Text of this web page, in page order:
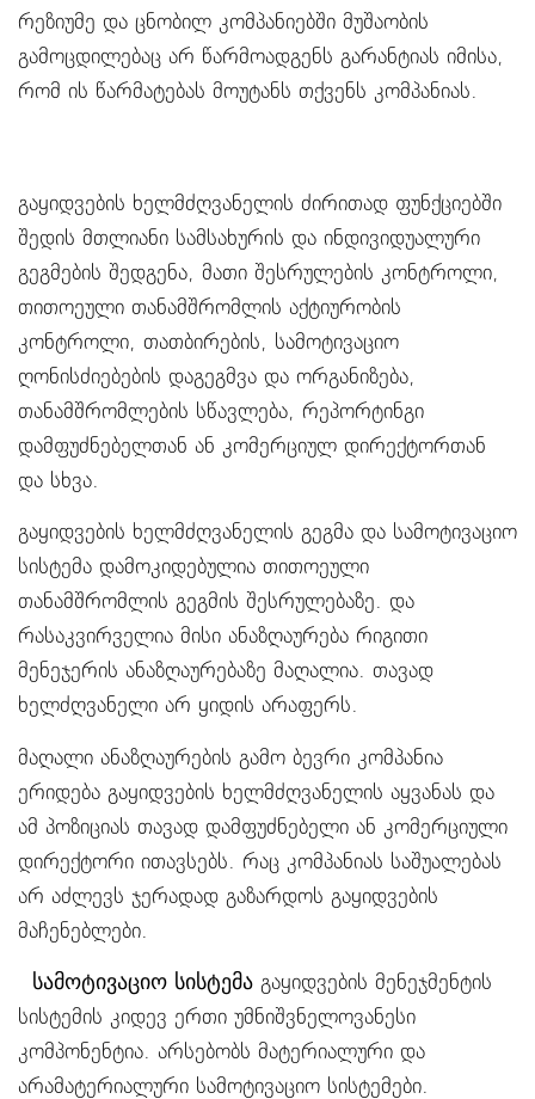
რეზიუმე და ცნობილ კომპანიებში მუშაობის
გამოცდილებაც არ წარმოადგენს გარანტიას იმისა,
რომ ის წარმატებას მოუტანს თქვენს კომპანიას.
გაყიდვების ხელმძღვანელის ძირითად ფუნქციებში
შედის მთლიანი სამსახურის და ინდივიდუალური
გეგმების შედგენა, მათი შესრულების კონტროლი,
თითოეული თანამშრომლის აქტიურობის
კონტროლი, თათბირების, სამოტივაციო
ღონისძიებების დაგეგმვა და ორგანიზება,
თანამშრომლების სწავლება, რეპორტინგი
დამფუძნებელთან ან კომერციულ დირექტორთან
და სხვა.
გაყიდვების ხელმძღვანელის გეგმა და სამოტივაციო
სისტემა დამოკიდებულია თითოეული
თანამშრომლის გეგმის შესრულებაზე. და
რასაკვირველია მისი ანაზღაურება რიგითი
მენეჯერის ანაზღაურებაზე მაღალია. თავად
ხელძღვანელი არ ყიდის არაფერს.
მაღალი ანაზღაურების გამო ბევრი კომპანია
ერიდება გაყიდვების ხელმძღვანელის აყვანას და
ამ პოზიციას თავად დამფუძნებელი ან კომერციული
დირექტორი ითავსებს. რაც კომპანიას საშუალებას
არ აძლევს ჯერადად გაზარდოს გაყიდვების
მაჩენებლები.
სამოტივაციო სისტემა გაყიდვების მენეჯმენტის
სისტემის კიდევ ერთი უმნიშვნელოვანესი
კომპონენტია. არსებობს მატერიალური და
არამატერიალური სამოტივაციო სისტემები.